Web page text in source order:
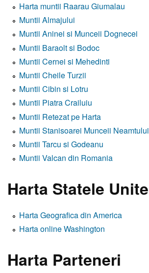
Harta muntii Raarau Giumalau
Muntii Almajului
Muntii Aninei si Munceii Dognecei
Muntii Baraolt si Bodoc
Muntii Cernei si Mehedinti
Muntii Cheile Turzii
Muntii Cibin si Lotru
Muntii Piatra Crailuiu
Muntii Retezat pe Harta
Muntii Stanisoarei Munceii Neamtului
Muntii Tarcu si Godeanu
Muntii Valcan din Romania
Harta Statele Unite
Harta Geografica din America
Harta online Washington
Harta Parteneri